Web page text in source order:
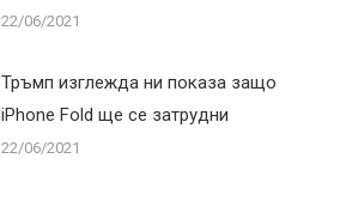
22/06/2021
Тръмп изглежда ни показа защо
iPhone Fold ще се затрудни
22/06/2021